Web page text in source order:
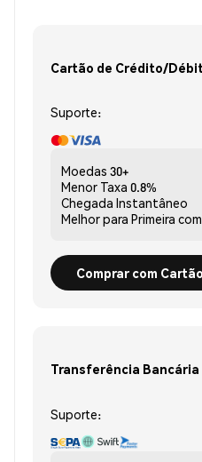
Cartão de Crédito/
Suporte:
Moedas 30+
Menor Taxa 0.8%
Chegada Instantâneo
Melhor para Primeira
Comprar com
Transferência Bancária
Suporte: